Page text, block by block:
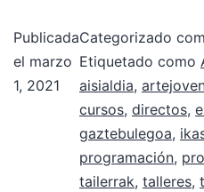
Publicada
el marzo
1, 2021
Categorizado
Etiquetado como
aisialdia,
cursos, directos,
gaztebulegoa,
programación,
tailerrak, talleres,